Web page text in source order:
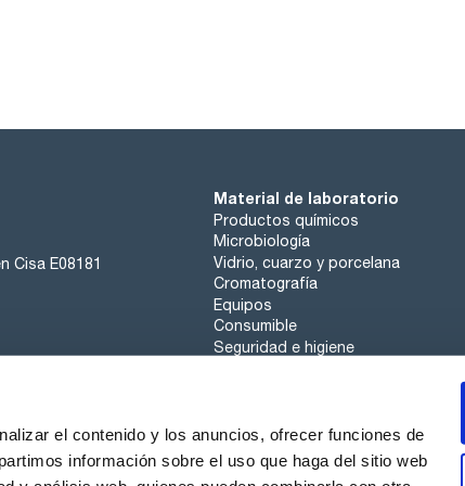
el contenido y los anuncios, ofrecer funciones de
información sobre el uso que haga del sitio web
Cisa E08181
Material de laboratorio
Productos químicos
Microbiología
Vidrio, cuarzo y porcelana
Cromatografía
Equipos
Consumible
Seguridad e higiene